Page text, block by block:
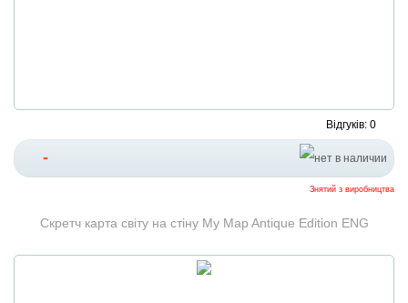
Відгуків: 0
-
Знятий з виробництва
Скретч карта світу на стіну My Map Antique Edition ENG